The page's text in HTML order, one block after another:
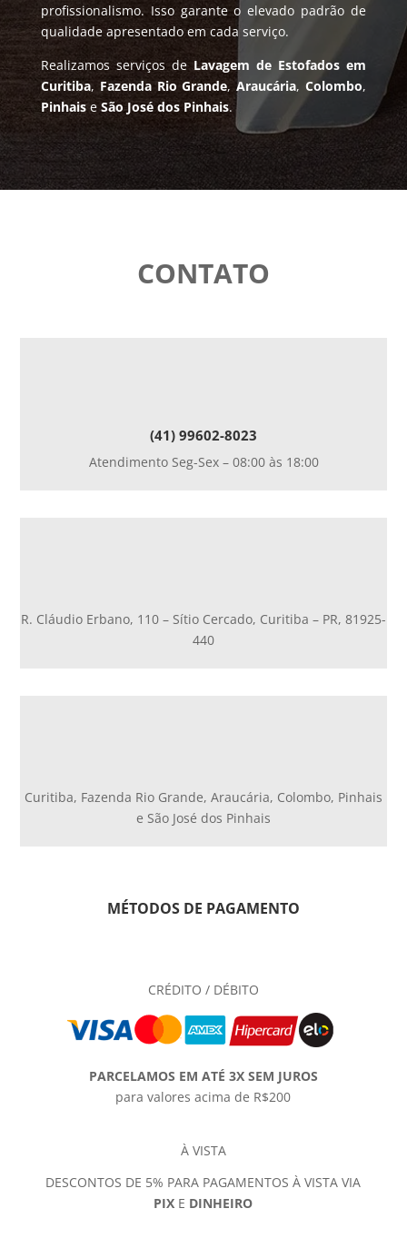
profissionalismo. Isso garante o elevado padrão de
qualidade apresentado em cada serviço.
Realizamos serviços de Lavagem de Estofados em
Curitiba, Fazenda Rio Grande,Araucária,Colombo,
PinhaiseSão José dos Pinhais.
CONTATO
(41) 99602-8023
Atendimento Seg-Sex – 08:00 às 18:00
R. Cláudio Erbano, 110 – Sítio Cercado, Curitiba – PR, 81925-
440
Curitiba, Fazenda Rio Grande, Araucária, Colombo, Pinhais
e São José dos Pinhais
MÉTODOS DE PAGAMENTO
CRÉDITO / DÉBITO
PARCELAMOS EM ATÉ 3X SEM JUROS
para valores acima de R$200
À VISTA
DESCONTOS DE 5% PARA PAGAMENTOS À VISTA VIA
PIX E DINHEIRO